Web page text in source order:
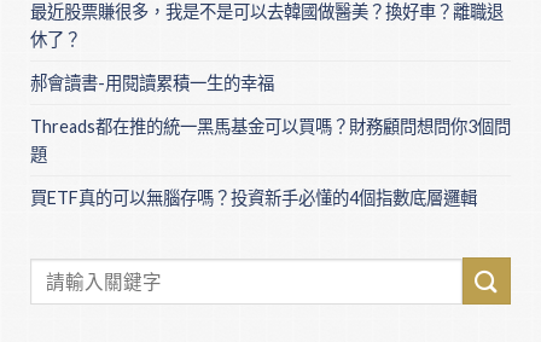
最近股票賺很多，我是不是可以去韓國做醫美？換好車？離職退
休了？
郝會讀書-用閱讀累積一生的幸福
Threads都在推的統一黑馬基金可以買嗎？財務顧問想問你3個問
題
買ETF真的可以無腦存嗎？投資新手必懂的4個指數底層邏輯